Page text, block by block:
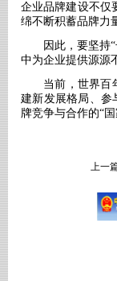
企业品牌建设不仅
绵不断积蓄品牌力
因此，要坚持
中为企业提供源源
当前，世界百
建新发展格局、参
牌竞争与合作的“
上一